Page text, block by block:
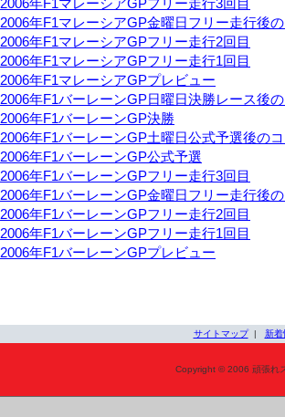
2006年F1マレーシアGPフリー走行3回目
2006年F1マレーシアGP金曜日フリー走行後
2006年F1マレーシアGPフリー走行2回目
2006年F1マレーシアGPフリー走行1回目
2006年F1マレーシアGPプレビュー
2006年F1バーレーンGP日曜日決勝レース後
2006年F1バーレーンGP決勝
2006年F1バーレーンGP土曜日公式予選後の
2006年F1バーレーンGP公式予選
2006年F1バーレーンGPフリー走行3回目
2006年F1バーレーンGP金曜日フリー走行後
2006年F1バーレーンGPフリー走行2回目
2006年F1バーレーンGPフリー走行1回目
2006年F1バーレーンGPプレビュー
サイトマップ| 新着
Copyright © 2006 頑張れ